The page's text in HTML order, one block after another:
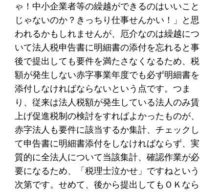
ゃ！中小企業者等の繰越ができるのはいいこと
じゃないのか？きっちり仕事せんかい！」と思
われるかもしれませんが、厄介なのは繰越につ
いて法人税申告書に明細書の添付を忘れると事
後で提出しても要件を満たさなくなるため、税
額が発生しない赤字事業年度でも必ず明細書を
添付しなければならないという点です。つま
り、従来は法人税額が発生している法人のみ賃
上げ促進税制の検討をすればよかったものが、
赤字法人も要件に該当するか集計、チェックし
て申告書に明細書添付をしなければならず、実
質的に全法人について当該集計、確認作業が必
要になるため、「税理士泣かせ」ですねという
次第です。せめて、後から提出してもＯＫなら